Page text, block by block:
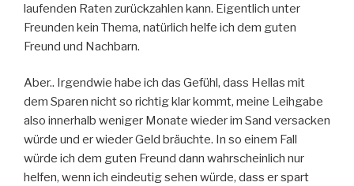
laufenden Raten zurückzahlen kann. Eigentlich unter
Freunden kein Thema, natürlich helfe ich dem guten
Freund und Nachbarn.
Aber.. Irgendwie habe ich das Gefühl, dass Hellas mit
dem Sparen nicht so richtig klar kommt, meine Leihgabe
also innerhalb weniger Monate wieder im Sand versacken
würde und er wieder Geld bräuchte. In so einem Fall
würde ich dem guten Freund dann wahrscheinlich nur
helfen, wenn ich eindeutig sehen würde, dass er spart